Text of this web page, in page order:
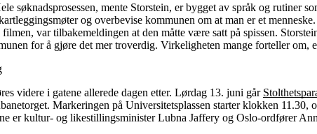
søknadsprosessen, mente Storstein, er bygget av språk og rutiner
og overbevise kommunen om at man er et
var tilbakemeldingen at den måtte være satt på spissen.
for å gjøre det mer troverdig. Virkeligheten mange forteller om,
videre i gatene allerede dagen etter. Lørdag 13. juni går
Markeringen på Universitetsplassen starter klokken 11.30,
er kultur- og likestillingsminister Lubna Jaffery og Oslo-ordfører